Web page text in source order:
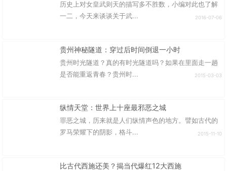
历史上对女皇武则天的描写多不胜数，小编对此也了解
一二，今天来谈谈关于武...
2016-07-06
贵州神秘隧道：穿过后时间倒退一小时
贵州时光隧道？真的有时光隧道吗？如果在里面走一趟
是否能重返青春？贵州时...
2015-03-03
纵情天堂：世界上十座最邪恶之城
罪恶之城，历来就是人们纵情声色的地方。譬如古代的
罗马荣耀下的阴影，格斗...
2015-11-10
比古代西施还美？揭当代爆红12大西施